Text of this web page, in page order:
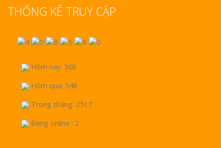
THỐNG KÊ TRUY CẬP
Hôm nay: 368
Hôm qua: 548
Trong tháng: 2517
Đang online : 2